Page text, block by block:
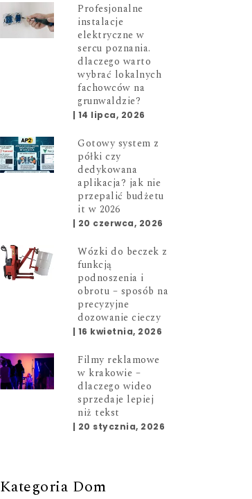
Profesjonalne
instalacje
elektryczne w
sercu poznania.
dlaczego warto
wybrać lokalnych
fachowców na
grunwaldzie?
| 14 lipca, 2026
Gotowy system z
półki czy
dedykowana
aplikacja? jak nie
przepalić budżetu
it w 2026
| 20 czerwca, 2026
Wózki do beczek z
funkcją
podnoszenia i
obrotu – sposób na
precyzyjne
dozowanie cieczy
| 16 kwietnia, 2026
Filmy reklamowe
w krakowie –
dlaczego wideo
sprzedaje lepiej
niż tekst
| 20 stycznia, 2026
Kategoria Dom